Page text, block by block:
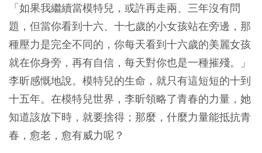
「如果我繼續當模特兒，或許再走兩、三年沒有問
題，但當你看到十六、十七歲的小女孩站在旁邊，那
種壓力是完全不同的，你每天看到十六歲的美麗女孩
就在你身旁，再有自信，每天對你也是一種摧殘。」
李昕感慨地說。模特兒的生命，就只有這短短的十到
十五年。在模特兒世界，李昕領略了青春的力量，她
知道該放下時，就要捨得；那麼，什麼力量能抵抗青
春，愈老，愈有威力呢？